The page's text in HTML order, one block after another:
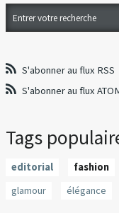
S'abonner au flux RSS
S'abonner au flux
Tags
editorial fashion
glamour
élégance